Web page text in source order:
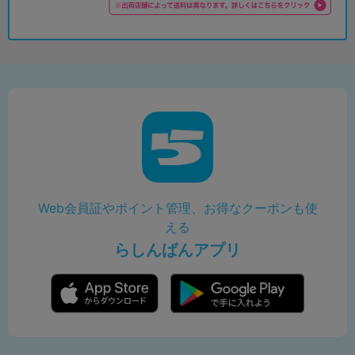
Web会員証やポイント管理、お得なクーポンも使
える
らしんばんアプリ